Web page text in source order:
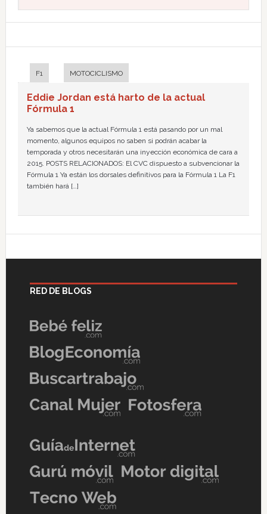
F1 MOTOCICLISMO
Eddie Jordan está harto de la actual
Fórmula 1
Ya sabemos que la actual Fórmula 1 está pasando por un mal
momento, algunos equipos no saben si podrán acabar la
temporada y otros necesitarán una inyección económica de cara a
2015. POSTS RELACIONADOS: El CVC dispuesto a subvencionar la
Fórmula 1 Ya están los dorsales definitivos para la Fórmula 1 La F1
también hará […]
RED DE BLOGS